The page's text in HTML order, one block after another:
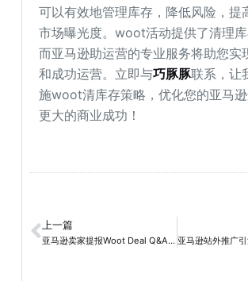
可以有效地管理库存，降低风险，提
市场曝光度。woot活动提供了清理库
而亚马逊助运营的专业服务将助您实
和成功运营。立即与巧豚豚联系，让
施woot清库存策略，优化您的亚马
更大的商业成功！
上一篇
亚马逊卖家提报Woot Deal Q&A集锦